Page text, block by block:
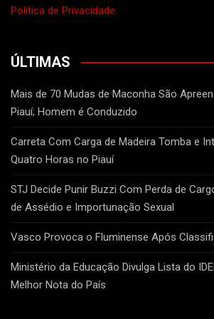
Política de Privacidade.
ÚLTIMAS
Mais de 70 Mudas de Maconha São
Piauí; Homem é Conduzido
Carreta Com Carga de Madeira Tomba e
Quatro Horas no Piauí
STJ Decide Punir Buzzi Com Perda de
de Assédio e Importunação Sexual
Vasco Provoca o Fluminense Após
Ministério da Educação Divulga Lista do
Melhor Nota do País